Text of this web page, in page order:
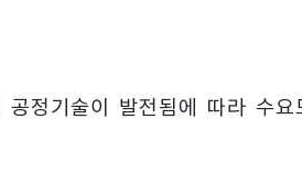
정기술이 발전됨에 따라 수요